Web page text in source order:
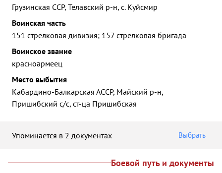
Грузинская ССР, Телавский р-н, с. Куйсмир
Воинская часть
151 стрелковая дивизия; 157 стрелковая бригада
Воинское звание
красноармеец
Место выбытия
Кабардино-Балкарская АССР, Майский р-н,
Пришибский с/с, ст-ца Пришибская
Упоминается в 2 документах Выбрать
Боевой путь и документы